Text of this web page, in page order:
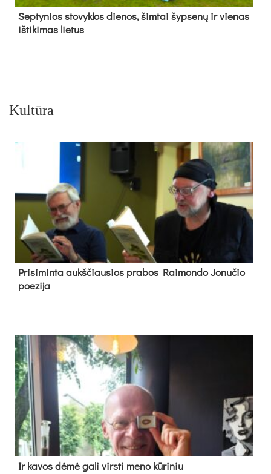
Sep­ty­nios sto­vyk­los die­nos, šim­tai šyp­se­nų ir vie­nas
iš­ti­ki­mas lie­tus
Kultūra
Pri­si­min­ta aukš­čiau­sios pra­bos Rai­mon­do Jo­nu­čio
poe­zi­ja
Ir ka­vos dė­mė ga­li virs­ti me­no kū­ri­niu